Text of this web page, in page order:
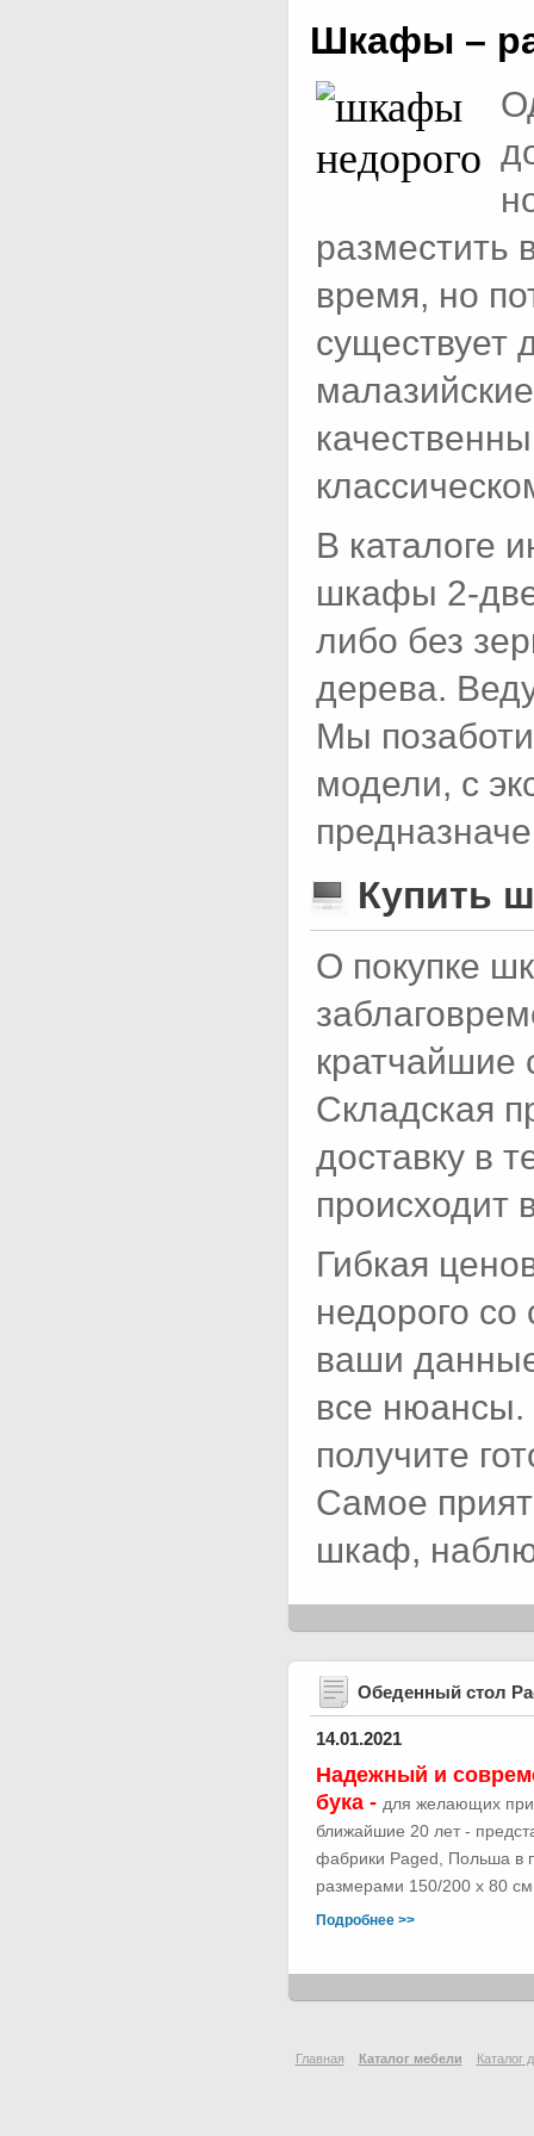
Шкафы –
разместить
время, но
существует
В каталоге
шкафы 2-
либо без
дерева.
Мы
модели, с
Купить
О покупке
кратчайшие
Складская
доставку в
происходит
Гибкая
недорого
ваши
все нюансы.
получите
Самое
шкаф,
Обеденный стол
14.01.2021
Надежный и
бука - для желающих
ближайшие 20 лет -
фабрики Paged, Польша в
размерами 150/200 х 80
Подробнее >>
Главная Каталог мебели Каталог